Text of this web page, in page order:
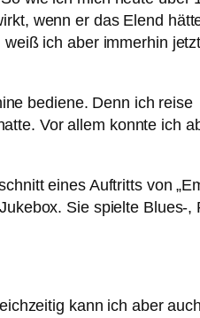
wenn er das Elend
ich aber immerhin jetzt
bediene. Denn ich reise
Vor allem konnte ich
eines Auftritts von
Sie spielte Blues-,
kann ich aber